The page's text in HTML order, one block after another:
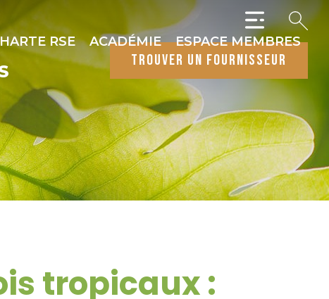
RSE ACADÉMIE ESPACE MEMBRES
trouver un fournisseur
tropicaux :